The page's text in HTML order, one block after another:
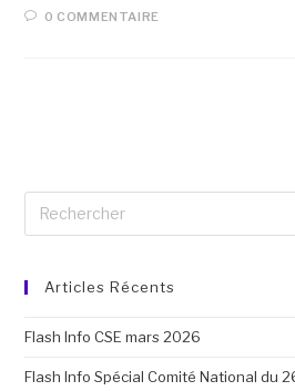
0 COMMENTAIRE
Articles Récents
Flash Info CSE mars 2026
Flash Info Spécial Comité National du